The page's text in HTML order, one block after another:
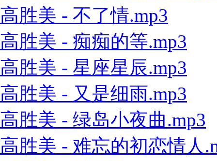
高胜美 - 不了情.mp3
高胜美 - 痴痴的等.mp3
高胜美 - 星座星辰.mp3
高胜美 - 又是细雨.mp3
高胜美 - 绿岛小夜曲.mp3
高胜美 - 难忘的初恋情人